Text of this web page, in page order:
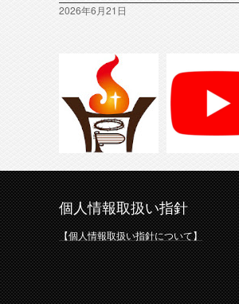
2026年6月21日
個人情報取扱い指針
【個人情報取扱い指針について】